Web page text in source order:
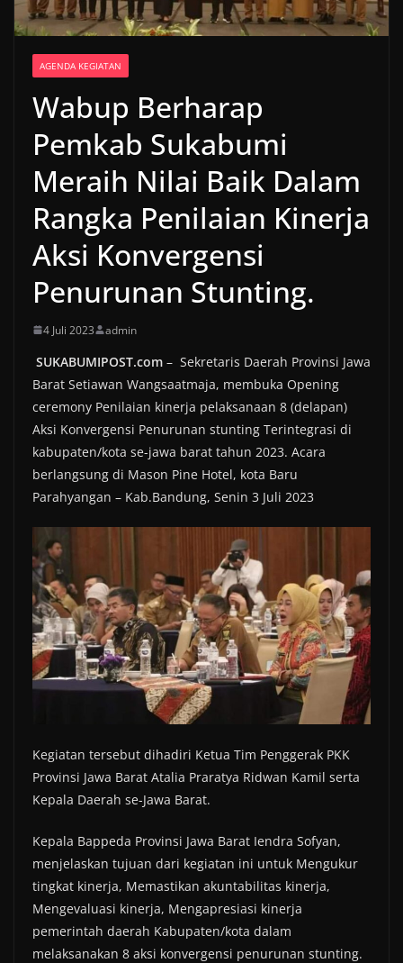
AGENDA KEGIATAN
Wabup Berharap
Pemkab Sukabumi
Meraih Nilai Baik Dalam
Rangka Penilaian Kinerja
Aksi Konvergensi
Penurunan Stunting.
4 Juli 2023 admin
SUKABUMIPOST.com – Sekretaris Daerah Provinsi Jawa
Barat Setiawan Wangsaatmaja, membuka Opening
ceremony Penilaian kinerja pelaksanaan 8 (delapan)
Aksi Konvergensi Penurunan stunting Terintegrasi di
kabupaten/kota se-jawa barat tahun 2023. Acara
berlangsung di Mason Pine Hotel, kota Baru
Parahyangan – Kab.Bandung, Senin 3 Juli 2023
Kegiatan tersebut dihadiri Ketua Tim Penggerak PKK
Provinsi Jawa Barat Atalia Praratya Ridwan Kamil serta
Kepala Daerah se-Jawa Barat.
Kepala Bappeda Provinsi Jawa Barat Iendra Sofyan,
menjelaskan tujuan dari kegiatan ini untuk Mengukur
tingkat kinerja, Memastikan akuntabilitas kinerja,
Mengevaluasi kinerja, Mengapresiasi kinerja
pemerintah daerah Kabupaten/kota dalam
melaksanakan 8 aksi konvergensi penurunan stunting.